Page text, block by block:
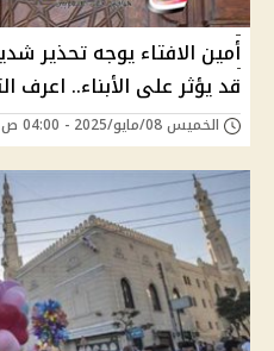
أمين الافتاء يوجه تحذير
قد يؤثر على الأبناء.. اعرف
الخميس 08/مايو/2025 - 04:00 ص